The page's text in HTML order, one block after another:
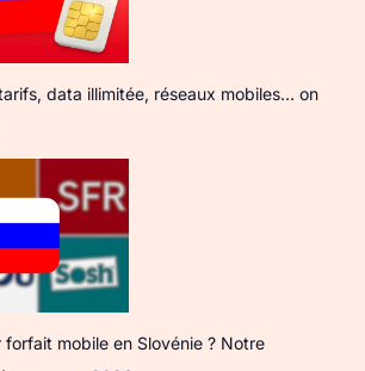
data illimitée, réseaux mobiles… on
forfait mobile en Slovénie ? Notre